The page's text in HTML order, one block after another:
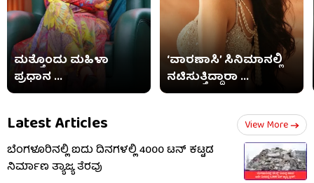
ಮತ್ತೊಂದು ಮಹಿಳಾ
ಪ್ರಧಾನ ...
‘ವಾರಣಾಸಿ’ ಸಿನಿಮಾನಲ್ಲಿ
ನಟಿಸುತ್ತಿದ್ದಾರಾ ...
Latest Articles View More
ಬೆಂಗಳೂರಿನಲ್ಲಿ ಐದು ದಿನಗಳಲ್ಲಿ 4000 ಟನ್ ಕಟ್ಟಡ
ನಿರ್ಮಾಣ ತ್ಯಾಜ್ಯ ತೆರವು